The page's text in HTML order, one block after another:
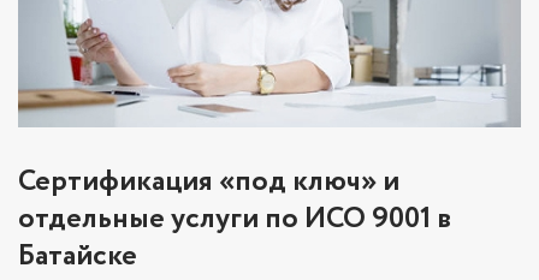
Сертификация «под ключ» и
отдельные услуги по ИСО 9001 в
Батайске